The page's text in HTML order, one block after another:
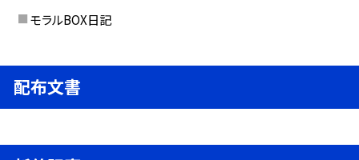
モラルBOX日記
配布文書